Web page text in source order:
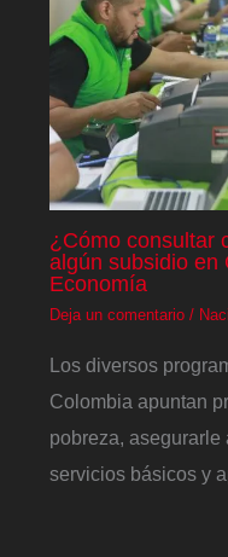
¿Cómo consultar
algún subsidio en
Economía
Deja un comentario /
Los diversos
Colombia apuntan
pobreza,
servicios básicos y